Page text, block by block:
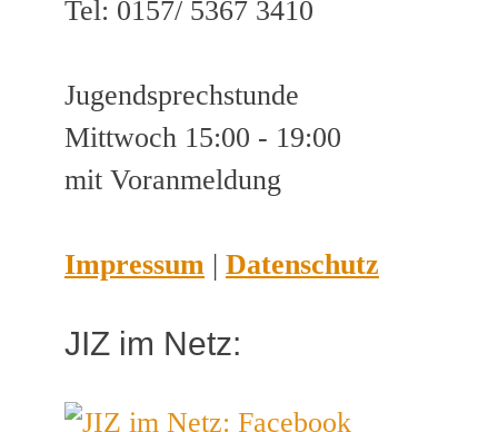
Tel: 0157/ 5367 3410
Jugendsprechstunde
Mittwoch 15:00 - 19:00
mit Voranmeldung
Impressum | Datenschutz
JIZ im Netz: